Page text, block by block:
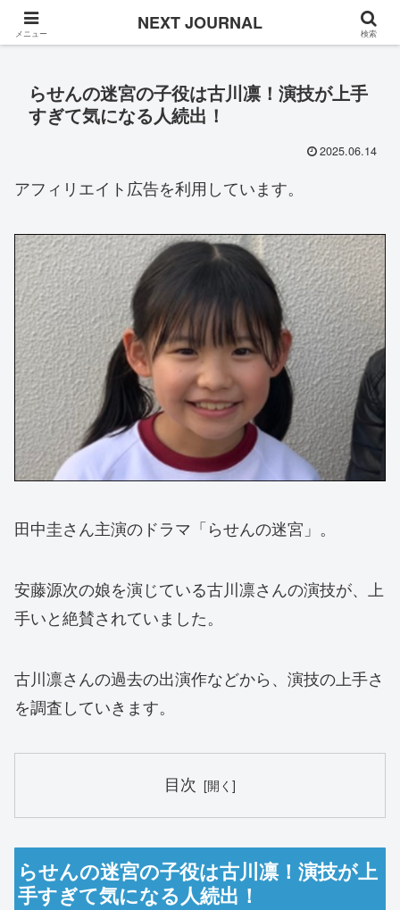
Once in a while
らせんの迷宮の子役は古川凛！演技が上手
すぎて気になる人続出！
2025.06.14
アフィリエイト広告を利用しています。
田中圭さん主演のドラマ「らせんの迷宮」。
安藤源次の娘を演じている古川凛さんの演技が、上
手いと絶賛されていました。
古川凛さんの過去の出演作などから、演技の上手さ
を調査していきます。
目次
らせんの迷宮の子役は古川凛！演技が上
手すぎて気になる人続出！
メニュー NEXT JOURNAL 検索